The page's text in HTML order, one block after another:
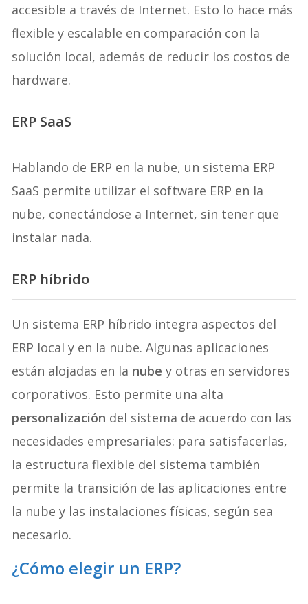
accesible a través de Internet. Esto lo hace más
flexible y escalable en comparación con la
solución local, además de reducir los costos de
hardware.
ERP SaaS
Hablando de ERP en la nube, un sistema ERP
SaaS permite utilizar el software ERP en la
nube, conectándose a Internet, sin tener que
instalar nada.
ERP híbrido
Un sistema ERP híbrido integra aspectos del
ERP local y en la nube. Algunas aplicaciones
están alojadas en la nube y otras en servidores
corporativos. Esto permite una alta
personalización del sistema de acuerdo con las
necesidades empresariales: para satisfacerlas,
la estructura flexible del sistema también
permite la transición de las aplicaciones entre
la nube y las instalaciones físicas, según sea
necesario.
¿Cómo elegir un ERP?